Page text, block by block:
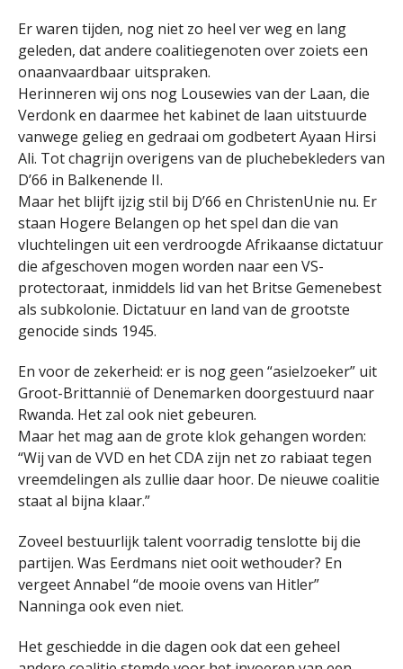
Er waren tijden, nog niet zo heel ver weg en lang
geleden, dat andere coalitiegenoten over zoiets een
onaanvaardbaar uitspraken.
Herinneren wij ons nog Lousewies van der Laan, die
Verdonk en daarmee het kabinet de laan uitstuurde
vanwege gelieg en gedraai om godbetert Ayaan Hirsi
Ali. Tot chagrijn overigens van de pluchebekleders van
D’66 in Balkenende II.
Maar het blijft ijzig stil bij D’66 en ChristenUnie nu. Er
staan Hogere Belangen op het spel dan die van
vluchtelingen uit een verdroogde Afrikaanse dictatuur
die afgeschoven mogen worden naar een VS-
protectoraat, inmiddels lid van het Britse Gemenebest
als subkolonie. Dictatuur en land van de grootste
genocide sinds 1945.
En voor de zekerheid: er is nog geen “asielzoeker” uit
Groot-Brittannië of Denemarken doorgestuurd naar
Rwanda. Het zal ook niet gebeuren.
Maar het mag aan de grote klok gehangen worden:
“Wij van de VVD en het CDA zijn net zo rabiaat tegen
vreemdelingen als zullie daar hoor. De nieuwe coalitie
staat al bijna klaar.”
Zoveel bestuurlijk talent voorradig tenslotte bij die
partijen. Was Eerdmans niet ooit wethouder? En
vergeet Annabel “de mooie ovens van Hitler”
Nanninga ook even niet.
Het geschiedde in die dagen ook dat een geheel